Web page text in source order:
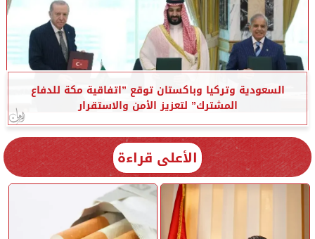
السعودية وتركيا وباكستان توقع ”اتفاقية مكة للدفاع
المشترك” لتعزيز الأمن والاستقرار
الأعلى قراءة